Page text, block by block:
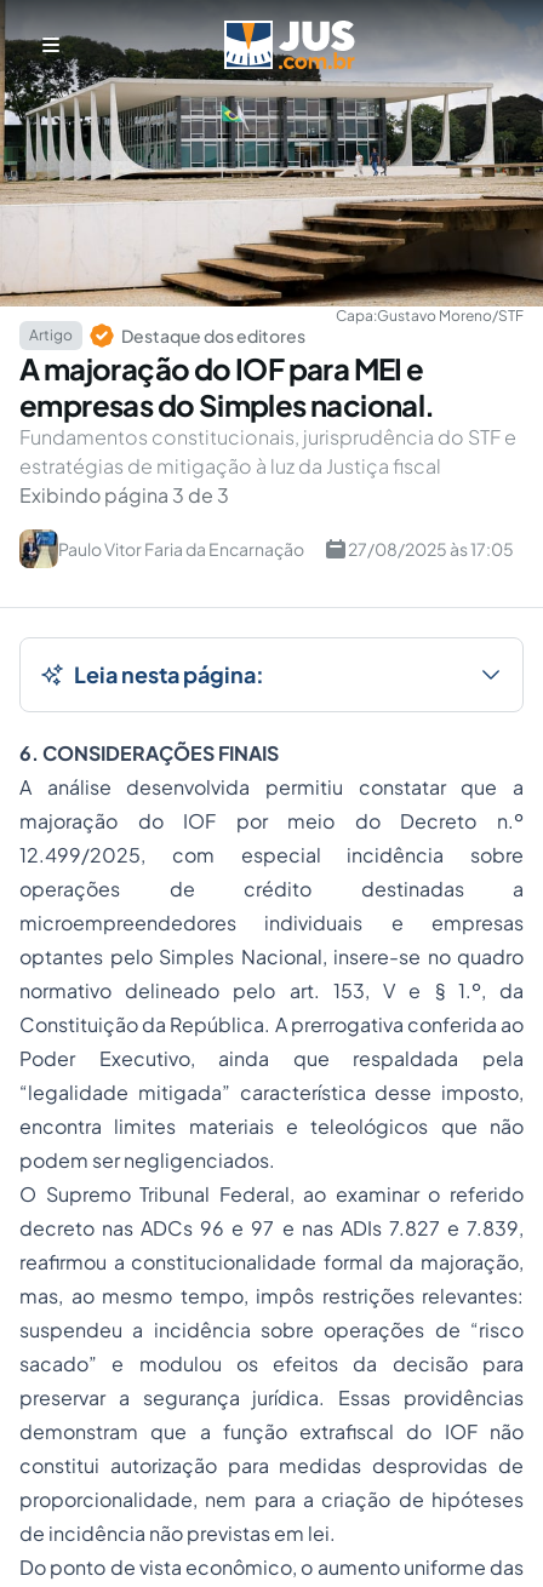
Capa:Gustavo Moreno/STF
Artigo
Destaque dos editores
A majoração do IOF para MEI e
empresas do Simples nacional.
Fundamentos constitucionais, jurisprudência do STF e
estratégias de mitigação à luz da Justiça fiscal
Exibindo página 3 de 3
Paulo Vitor Faria da Encarnação 27/08/2025 às 17:05
Leia nesta página:
6. CONSIDERAÇÕES FINAIS
A análise desenvolvida permitiu constatar que a
majoração do IOF por meio do Decreto n.º
12.499/2025, com especial incidência sobre
operações de crédito destinadas a
microempreendedores individuais e empresas
optantes pelo Simples Nacional, insere-se no quadro
normativo delineado pelo art. 153, V e § 1.º, da
Constituição da República. A prerrogativa conferida ao
Poder Executivo, ainda que respaldada pela
“legalidade mitigada” característica desse imposto,
encontra limites materiais e teleológicos que não
podem ser negligenciados.
O Supremo Tribunal Federal, ao examinar o referido
decreto nas ADCs 96 e 97 e nas ADIs 7.827 e 7.839,
reafirmou a constitucionalidade formal da majoração,
mas, ao mesmo tempo, impôs restrições relevantes:
suspendeu a incidência sobre operações de “risco
sacado” e modulou os efeitos da decisão para
preservar a segurança jurídica. Essas providências
demonstram que a função extrafiscal do IOF não
constitui autorização para medidas desprovidas de
proporcionalidade, nem para a criação de hipóteses
de incidência não previstas em lei.
Do ponto de vista econômico, o aumento uniforme das